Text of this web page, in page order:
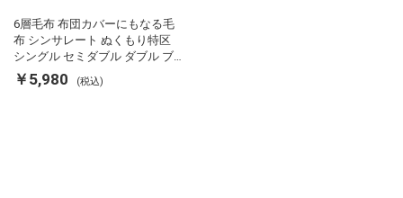
6層毛布 布団カバーにもなる毛
布 シンサレート ぬくもり特区
シングル セミダブル ダブル ブ
ランケット 掛け布団カバー フラ
ンネル 保温 蓄熱 吸湿 発熱 断熱
￥5,980 (税込)